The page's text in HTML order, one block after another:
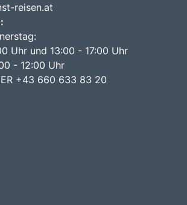
reisen.at
Uhr und 13:00 - 17:00 Uhr
- 12:00 Uhr
+43 660 633 83 20